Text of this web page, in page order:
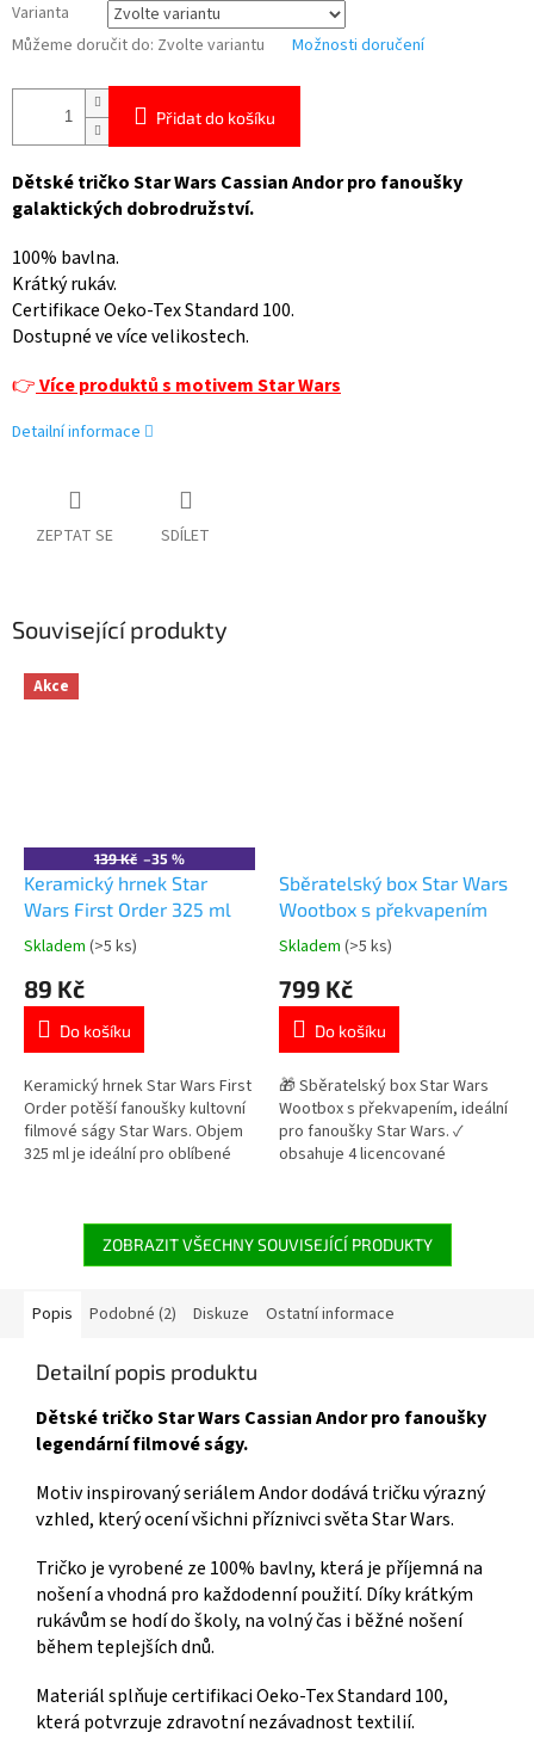
Varianta
Můžeme doručit do: Zvolte variantu Možnosti doručení
Přidat do košíku
Dětské tričko Star Wars Cassian Andor pro fanoušky
galaktických dobrodružství.
100% bavlna.
Krátký rukáv.
Certifikace Oeko-Tex Standard 100.
Dostupné ve více velikostech.
👉Více produktů s motivem Star Wars
Detailní informace
ZEPTAT SE SDÍLET
Související produkty
Akce
139 Kč –35 %
Keramický hrnek Star
Wars First Order 325 ml
Průměrné
produktu
4,7
5
hvězdiček.
Skladem (>5 ks)
89 Kč
Do košíku
Keramický hrnek Star Wars First
Order potěší fanoušky kultovní
filmové ságy Star Wars. Objem
325 ml je ideální pro oblíbené
do mikrovlnné trouby i myčky
nádobí. Oficiální licence Star
Wars. 👉 Více produktů Star
Sběratelský box Star Wars
Wootbox s překvapením
Průměrné
produktu
5,0
5
hvězdiček.
Skladem (>5 ks)
799 Kč
Do košíku
🎁 Sběratelský box Star Wars
Wootbox s překvapením, ideální
pro fanoušky Star Wars. ✓
obsahuje 4 licencované
dárek pro fanoušky 👉 Více
produktů s motivem Star Wars
ZOBRAZIT VŠECHNY SOUVISEJÍCÍ PRODUKTY
Popis Podobné (2) Diskuze Ostatní informace
Detailní popis produktu
Dětské tričko Star Wars Cassian Andor pro fanoušky
legendární filmové ságy.
Motiv inspirovaný seriálem Andor dodává tričku výrazný
vzhled, který ocení všichni příznivci světa Star Wars.
Tričko je vyrobené ze 100% bavlny, která je příjemná na
nošení a vhodná pro každodenní použití. Díky krátkým
rukávům se hodí do školy, na volný čas i běžné nošení
během teplejších dnů.
Materiál splňuje certifikaci Oeko-Tex Standard 100,
která potvrzuje zdravotní nezávadnost textilií.